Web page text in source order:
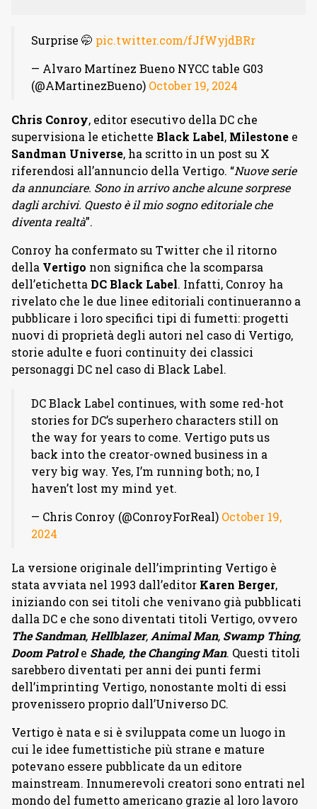
Surprise 🤭 pic.twitter.com/fJfWyjdBRr
— Alvaro Martínez Bueno NYCC table G03
(@AMartinezBueno) October 19, 2024
Chris Conroy, editor esecutivo della DC che
supervisiona le etichette Black Label, Milestone e
Sandman Universe, ha scritto in un post su X
riferendosi all’annuncio della Vertigo. “Nuove serie
da annunciare. Sono in arrivo anche alcune sorprese
dagli archivi. Questo è il mio sogno editoriale che
diventa realtà”.
Conroy ha confermato su Twitter che il ritorno
della Vertigo non significa che la scomparsa
dell’etichetta DC Black Label. Infatti, Conroy ha
rivelato che le due linee editoriali continueranno a
pubblicare i loro specifici tipi di fumetti: progetti
nuovi di proprietà degli autori nel caso di Vertigo,
storie adulte e fuori continuity dei classici
personaggi DC nel caso di Black Label.
DC Black Label continues, with some red-hot
stories for DC’s superhero characters still on
the way for years to come. Vertigo puts us
back into the creator-owned business in a
very big way. Yes, I’m running both; no, I
haven’t lost my mind yet.
— Chris Conroy (@ConroyForReal) October 19,
2024
La versione originale dell’imprinting Vertigo è
stata avviata nel 1993 dall’editor Karen Berger,
iniziando con sei titoli che venivano già pubblicati
dalla DC e che sono diventati titoli Vertigo, ovvero
The Sandman,Hellblazer,Animal Man, Swamp Thing,
Doom Patrole Shade, the Changing Man. Questi titoli
sarebbero diventati per anni dei punti fermi
dell’imprinting Vertigo, nonostante molti di essi
provenissero proprio dall’Universo DC.
Vertigo è nata e si è sviluppata come un luogo in
cui le idee fumettistiche più strane e mature
potevano essere pubblicate da un editore
mainstream. Innumerevoli creatori sono entrati nel
mondo del fumetto americano grazie al loro lavoro